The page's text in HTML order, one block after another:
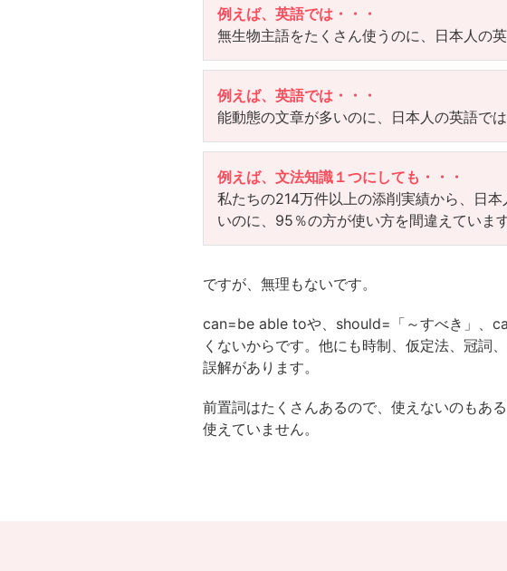
例えば、英語では・・・
無生物主語をたくさん使うのに、日本人の
例えば、英語では・・・
能動態の文章が多いのに、日本人の英語で
例えば、文法知識１つにしても・・・
私たちの214万件以上の添削実績から、日
いのに、95％の方が使い方を間違えています
ですが、無理もないです。
can=be able toや、should=「～すべき」、
くないからです。他にも時制、仮定法、冠詞
誤解があります。
前置詞はたくさんあるので、使えないのもあ
使えていません。